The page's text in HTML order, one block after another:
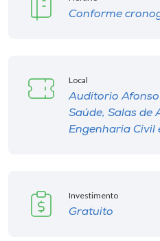
Conforme
Local
Auditorio
Saúde, Salas de
Engenharia Civil
Investimento
Gratuito